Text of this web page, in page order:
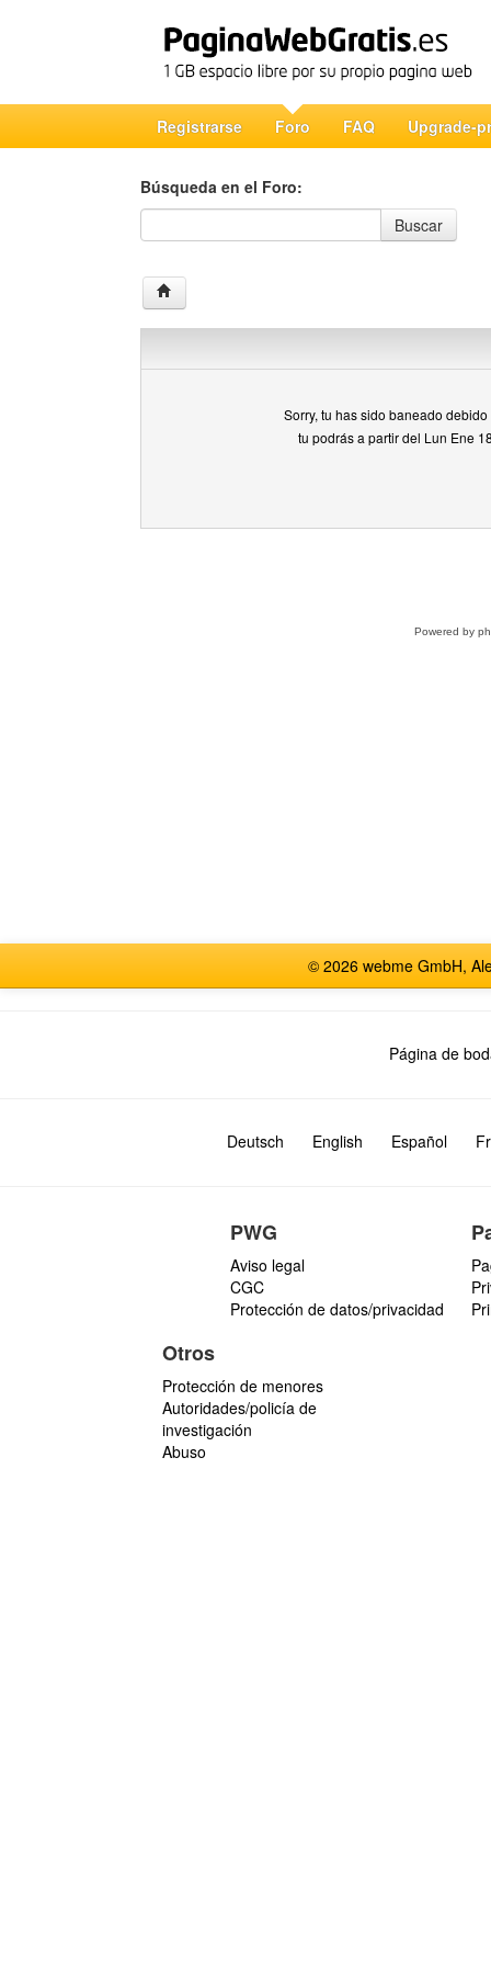
Registrarse Foro FAQ Upgrade-
Búsqueda en el Foro:
Búsqueda en el Foro
Buscar
Sorry, tu has sido baneado
tu podrás a partir del Lun Ene
Powered by
© 2026 webme GmbH,
Página de
Deutsch English Español
PWG
Aviso legal
CGC
Protección de datos/privacidad
Otros
Protección de menores
Autoridades/policía de
investigación
Abuso